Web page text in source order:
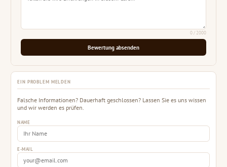
0/ 2000
Bewertung absenden
EIN PROBLEM MELDEN
Falsche Informationen? Dauerhaft geschlossen? Lassen Sie es uns wissen
und wir werden es prüfen.
NAME
E-MAIL